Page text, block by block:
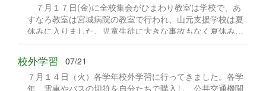
７月１７日(金)に全校集会がひまわり教室は学校で、あ
すなろ教室は宮城病院の教室で行われ、山元支援学校は夏
休みに入りました。児童生徒に大きな事故もなく夏休みを
迎えることができたのも、本校教職員の力はもちろんです
が、保護者の皆さまの御理解、御協力があってこそです
し、宮城病院の職員の皆さまや地域の皆さま、スクールバ
ス関係の皆さまや給食の調理員の皆さま、そして行政や福
校外学習
07/21
７月１４日（火）各学年校外学習に行ってきました。各学
年、電車やバスの切符を自分たちで購入し、公共交通機関